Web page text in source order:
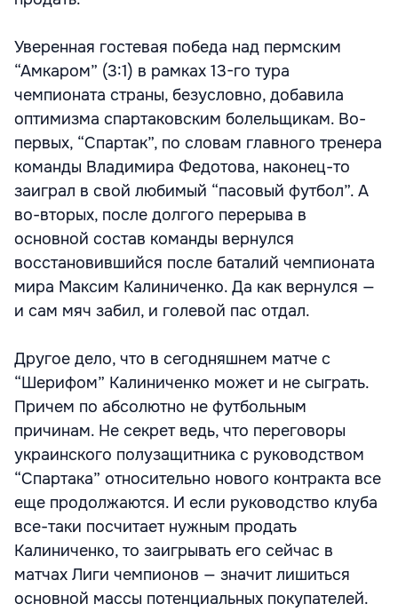
Уверенная гостевая победа над пермским
“Амкаром” (3:1) в рамках 13-го тура
чемпионата страны, безусловно, добавила
оптимизма спартаковским болельщикам. Во-
первых, “Спартак”, по словам главного тренера
команды Владимира Федотова, наконец-то
заиграл в свой любимый “пасовый футбол”. А
во-вторых, после долгого перерыва в
основной состав команды вернулся
восстановившийся после баталий чемпионата
мира Максим Калиниченко. Да как вернулся —
и сам мяч забил, и голевой пас отдал.
Другое дело, что в сегодняшнем матче с
“Шерифом” Калиниченко может и не сыграть.
Причем по абсолютно не футбольным
причинам. Не секрет ведь, что переговоры
украинского полузащитника с руководством
“Спартака” относительно нового контракта все
еще продолжаются. И если руководство клуба
все-таки посчитает нужным продать
Калиниченко, то заигрывать его сейчас в
матчах Лиги чемпионов — значит лишиться
основной массы потенциальных покупателей.